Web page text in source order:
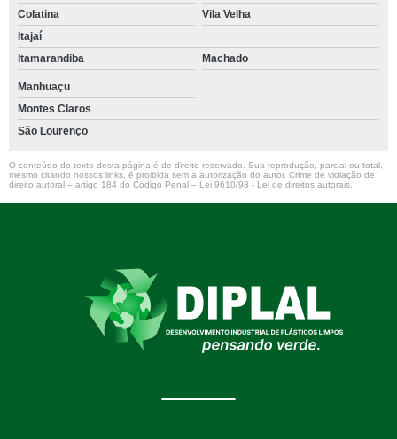
Colatina
Vila Velha
Itajaí
Itamarandiba
Machado
Manhuaçu
Montes Claros
São Lourenço
O conteúdo do texto desta página é de direito reservado. Sua reprodução, parcial ou total,
mesmo citando nossos links, é proibida sem a autorização do autor. Crime de violação de
direito autoral – artigo 184 do Código Penal – Lei 9610/98 - Lei de direitos autorais